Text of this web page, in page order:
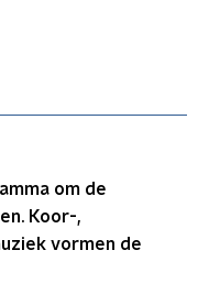
om de
Koor-,
vormen de